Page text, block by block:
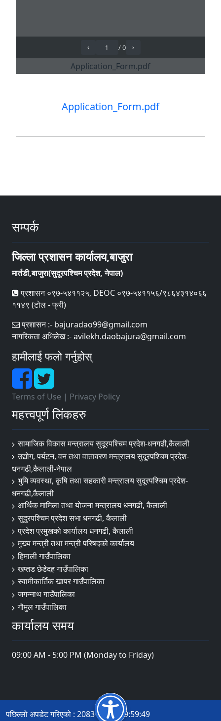
Application_Form.pdf
सम्पर्क
जिल्ला प्रशासन कार्यालय,बाजुरा
मार्तडी,बाजुरा(सुदूरपश्चिम प्रदेश, नेपाल)
प्रशासन ०९७-५४११२५, DEOC ०९७-५४११५६/९८६४३१४०६६
११४९ (टोल - फ्री)
प्रशासन :- bajuradao99@gmail.com
नागरिकता अभिलेख :- avilekh.daobajura@gmail.com
हामीलाई फलो गर्नुहोस्
Terms of Use | Privacy Policy
महत्त्वपूर्ण लिंकहरु
सामाजिक विकास मन्त्रालय सुदूरपश्चिम प्रदेश-धनगढी,कैलाली
उद्योग, पर्यटन, वन तथा वातावरण मन्त्रालय सुदूरपश्चिम प्रदेश-
धनगढी,कैलाली-नेपाल
भुमि व्यवस्था, कृषि तथा सहकारी मन्त्रालय सुदूरपश्चिम प्रदेश-
धनगढी,कैलाली
आर्थिक मामिला तथा योजना मन्त्रालय धनगढी, कैलाली
सुदुरपश्चिम प्रदेश सभा धनगढी, कैलाली
प्रदेश प्रमुखको कार्यालय धनगढी, कैलाली
मुख्य मन्त्री तथा मन्त्री परिषदको कार्यालय
हिमाली गाउँपालिका
खप्तड छेडेदह गाउँपालिका
स्वामीकार्तिक खापर गाउँपालिका
जगन्नाथ गाउँपालिका
गौमुल गाउँपालिका
कार्यालय समय
09:00 AM - 5:00 PM (Monday to Friday)
पछिल्लो अपडेट गरिएको : 2083-03-32 19:59:49